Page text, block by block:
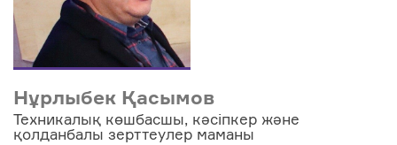
Нұрлыбек Қасымов
Техникалық көшбасшы, кәсіпкер және
қолданбалы зерттеулер маманы